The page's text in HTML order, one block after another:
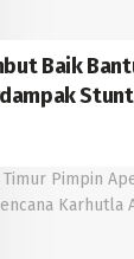
Baik